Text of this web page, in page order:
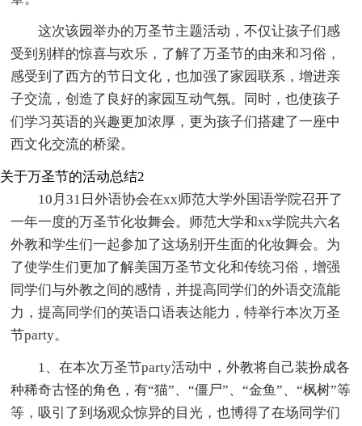
这次该园举办的万圣节主题活动，不仅让孩子们感
受到别样的惊喜与欢乐，了解了万圣节的由来和习俗，
感受到了西方的节日文化，也加强了家园联系，增进亲
子交流，创造了良好的家园互动气氛。同时，也使孩子
们学习英语的兴趣更加浓厚，更为孩子们搭建了一座中
西文化交流的桥梁。
关于万圣节的活动总结2
10月31日外语协会在xx师范大学外国语学院召开了
一年一度的万圣节化妆舞会。师范大学和xx学院共六名
外教和学生们一起参加了这场别开生面的化妆舞会。为
了使学生们更加了解美国万圣节文化和传统习俗，增强
同学们与外教之间的感情，并提高同学们的外语交流能
力，提高同学们的英语口语表达能力，特举行本次万圣
节party。
1、在本次万圣节party活动中，外教将自己装扮成各
种稀奇古怪的角色，有“猫”、“僵尸”、“金鱼”、“枫树”等
等，吸引了到场观众惊异的目光，也博得了在场同学们